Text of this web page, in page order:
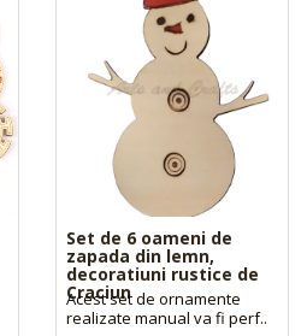
Set de 6 oameni de
zapada din lemn,
decoratiuni rustice de
Craciun
Acest set de ornamente
realizate manual va fi perf..